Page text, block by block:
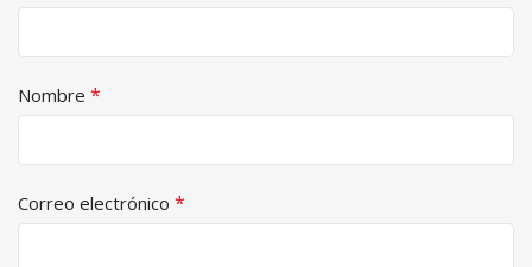
Nombre *
Correo electrónico *